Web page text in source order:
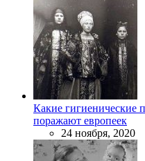
Какие гигиенические
поражают европеек
24 ноября, 2020